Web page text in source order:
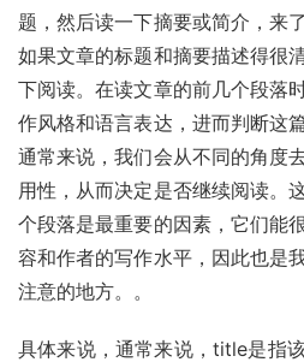
题，然后读一下摘要或简介，来
如果文章的标题和摘要描述得很
下阅读。在读文章的前几个段落
作风格和语言表达，进而判断这
通常来说，我们会从不同的角度
用性，从而决定是否继续阅读。
个段落是最重要的因素，它们能
容和作者的写作水平，因此也是
注意的地方。。
具体来说，通常来说，title是指